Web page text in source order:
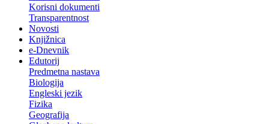
Korisni dokumenti
Transparentnost
Novosti
Knjižnica
e-Dnevnik
Edutorij
Predmetna nastava
Biologija
Engleski jezik
Fizika
Geografija